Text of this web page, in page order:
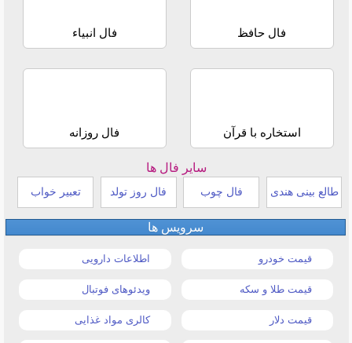
فال حافظ فال انبیاء
استخاره با قرآن فال روزانه
سایر فال ها
طالع بینی هندی فال چوب فال روز تولد تعبیر خواب
سرویس ها
قیمت خودرو اطلاعات دارویی
قیمت طلا و سکه ویدئوهای فوتبال
قیمت دلار کالری مواد غذایی